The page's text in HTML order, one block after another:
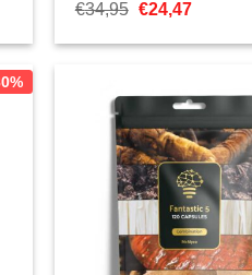
€34,95 Pierwotna
wynosiła:
€24,47Aktualna
€24,47.